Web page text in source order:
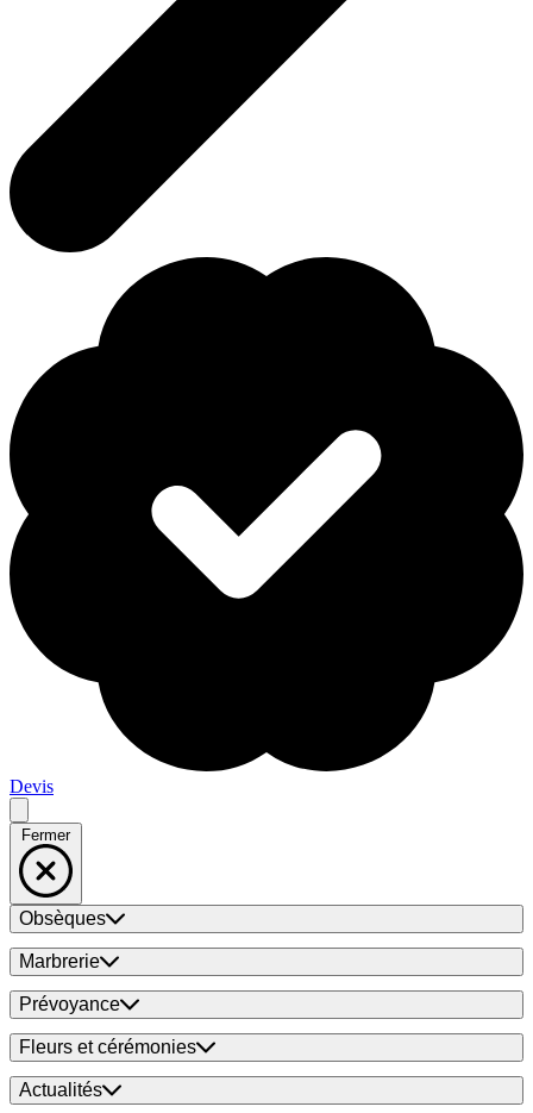
Devis
Fermer
Obsèques
Marbrerie
Prévoyance
Fleurs et cérémonies
Actualités